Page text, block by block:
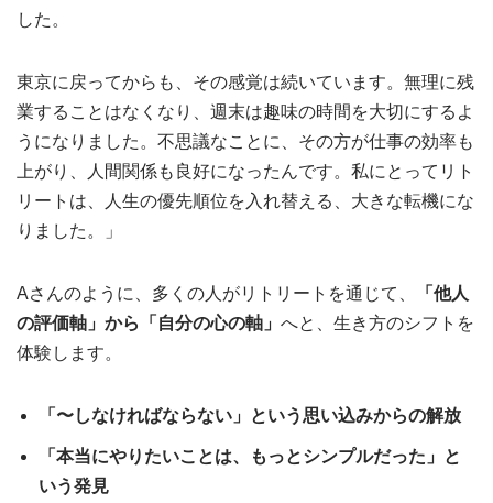
した。
東京に戻ってからも、その感覚は続いています。無理に残
業することはなくなり、週末は趣味の時間を大切にするよ
うになりました。不思議なことに、その方が仕事の効率も
上がり、人間関係も良好になったんです。私にとってリト
リートは、人生の優先順位を入れ替える、大きな転機にな
りました。」
Aさんのように、多くの人がリトリートを通じて、
「他人
の評価軸」から「自分の心の軸」 へと、生き方のシフトを
体験します。
「〜しなければならない」という思い込みからの解放
「本当にやりたいことは、もっとシンプルだった」と
いう発見